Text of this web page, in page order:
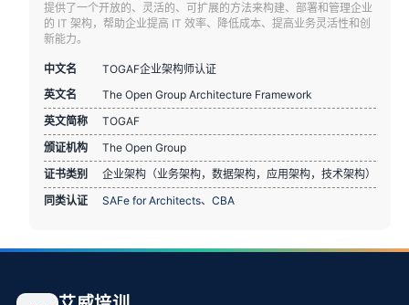
提供了一个开放的、灵活的、可扩展的方法来构建、部署和管理企业
的 IT 架构，帮助企业提高 IT 效率、降低成本、提高业务灵活性和创
新能力。
中文名
TOGAF企业架构师认证
英文名
The Open Group Architecture Framework
英文简称
TOGAF
颁证机构
The Open Group
证书类别
企业架构（业务架构，数据架构，应用架构，技术架构）
同类认证
SAFe for Architects、CBA